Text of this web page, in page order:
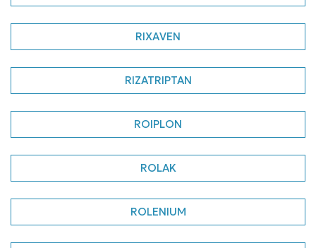
RIXAVEN
RIZATRIPTAN
ROIPLON
ROLAK
ROLENIUM